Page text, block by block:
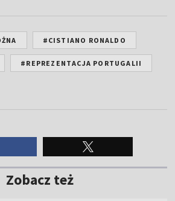
#CISTIANO RONALDO
#REPREZENTACJA PORTUGALII
Zobacz też